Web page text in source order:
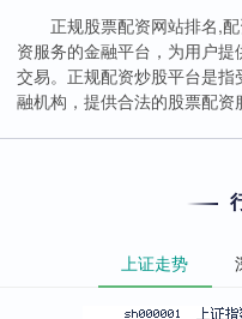
正规股票配资网站排名,
资服务的金融平台，为用户
交易。正规配资炒股平台是
融机构，提供合法的股票配资
上证走势